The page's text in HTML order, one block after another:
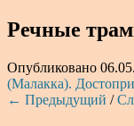
Речные
Опубликовано
(Малакка).
← Предыдущий /